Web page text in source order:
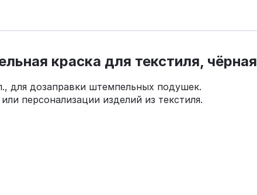
краска для текстиля, чёрная
для дозаправки штемпельных подушек.
персонализации изделий из текстиля.